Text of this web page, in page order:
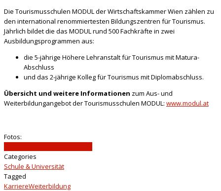
Die Tourismusschulen MODUL der Wirtschaftskammer Wien zählen zu
den international renommiertesten Bildungszentren für Tourismus.
Jährlich bildet die das MODUL rund 500 Fachkräfte in zwei
Ausbildungsprogrammen aus:
die 5-jährige Höhere Lehranstalt für Tourismus mit Matura-
Abschluss
und das 2-jährige Kolleg für Tourismus mit Diplomabschluss.
Übersicht und weitere Informationen zum Aus- und
Weiterbildungangebot der Tourismusschulen MODUL: www.modul.at
Fotos:
Categories
Schule & Universität
Tagged
KarriereWeiterbildung